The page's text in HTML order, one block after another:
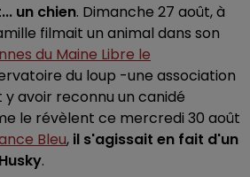
un chien. Dimanche 27 août, à
filmait un animal dans son
du Maine Libre le
du loup -une association
avoir reconnu un canidé
le révèlent ce mercredi 30 août
Bleu, il s'agissait en fait d'un
.